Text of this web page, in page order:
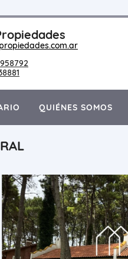
QUIÉNES SOMOS